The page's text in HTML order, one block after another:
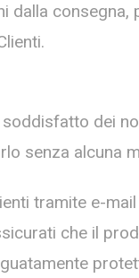
consegna,
dei
senza alcuna
tramite e-mail
che il